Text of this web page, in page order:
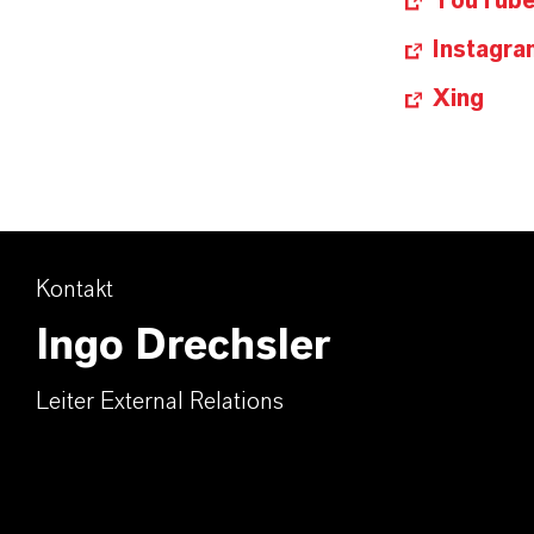
Xing
Kontakt
Ingo Drechsler
Leiter External Relations